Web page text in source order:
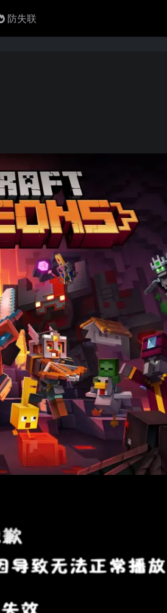
防失联